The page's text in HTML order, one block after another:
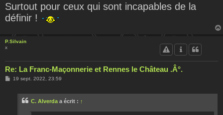
Surtout pour ceux qui sont incapables de la
définir !
P.Silvain
x
Re: La Franc-Maçonnerie et Rennes le Château .Â°.
M19 sept. 2022, 23:59
C. Alverda a écrit : ↑